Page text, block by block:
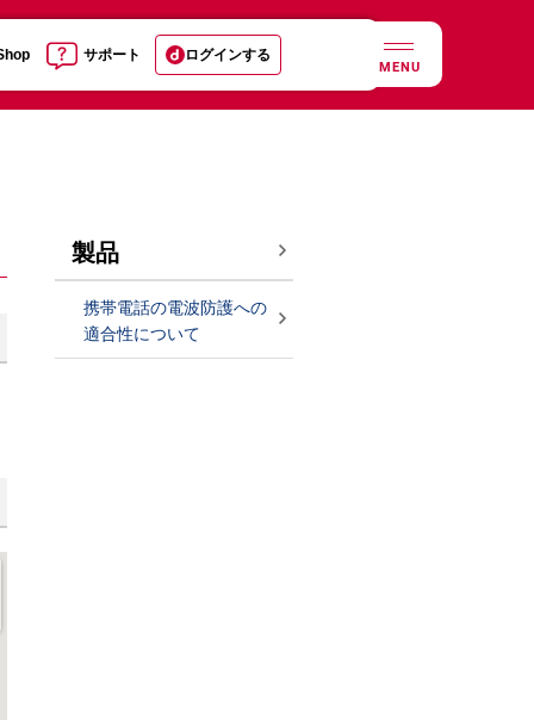
サポート ログインする
MENU
製品
携帯電話の電波防護への
適合性について